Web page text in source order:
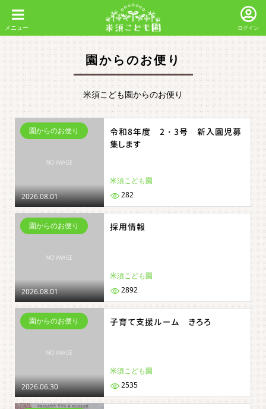
ログイン
園からのお便り
米須こども園からのお便り
2026.08.01
園からのお便り
令和8年度 2・3号 新入園児募
集します
米須こども園
282
2026.08.01
園からのお便り 採用情報
米須こども園
2892
2026.06.30
園からのお便り 子育て支援ルーム きろろ
米須こども園
2535